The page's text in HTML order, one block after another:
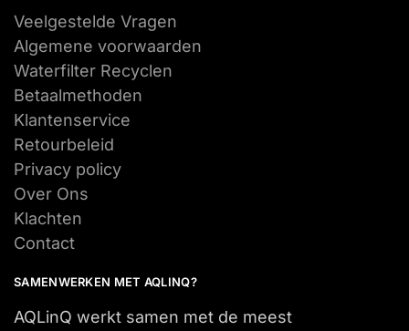
Veelgestelde Vragen
Algemene voorwaarden
Waterfilter Recyclen
Betaalmethoden
Klantenservice
Retourbeleid
Privacy policy
Over Ons
Klachten
Contact
SAMENWERKEN MET AQLINQ?
AQLinQ werkt samen met de meest